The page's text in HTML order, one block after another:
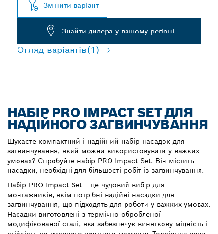
Змінити варіант
Знайти дилера у вашому регіоні
Огляд варіантів(1)
НАБІР PRO IMPACT SET ДЛЯ
НАДІЙНОГО ЗАГВИНЧУВАННЯ
Шукаєте компактний і надійний набір насадок для
загвинчування, який можна використовувати у важких
умовах? Спробуйте набір PRO Impact Set. Він містить
насадки, необхідні для більшості робіт із загвинчування.
Набір PRO Impact Set – це чудовий вибір для
монтажників, якім потрібні надійні насадки для
загвинчування, що підходять для роботи у важких умовах.
Насадки виготовлені з термічно обробленої
модифікованої сталі, яка забезпечує виняткову міцність і